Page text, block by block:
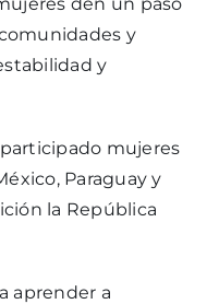
y
y
mujeres
Paraguay y
la República
aprender a